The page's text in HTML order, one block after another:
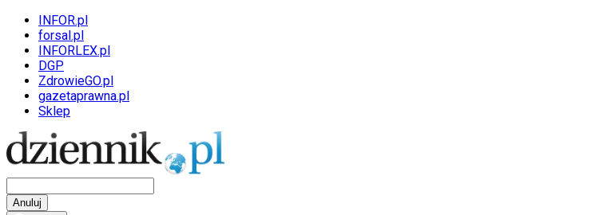
INFOR.pl
forsal.pl
INFORLEX.pl
DGP
ZdrowieGO.pl
gazetaprawna.pl
Sklep
Anuluj